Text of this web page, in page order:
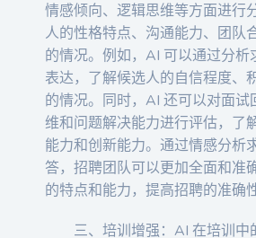
情感倾向、逻辑思维等方面进行
人的性格特点、沟通能力、团队
的情况。例如，AI 可以通过分析
表达，了解候选人的自信程度、
的情况。同时，AI 还可以对面试
维和问题解决能力进行评估，了
能力和创新能力。通过情感分析
答，招聘团队可以更加全面和准
的特点和能力，提高招聘的准确性
三、培训增强：AI 在培训中